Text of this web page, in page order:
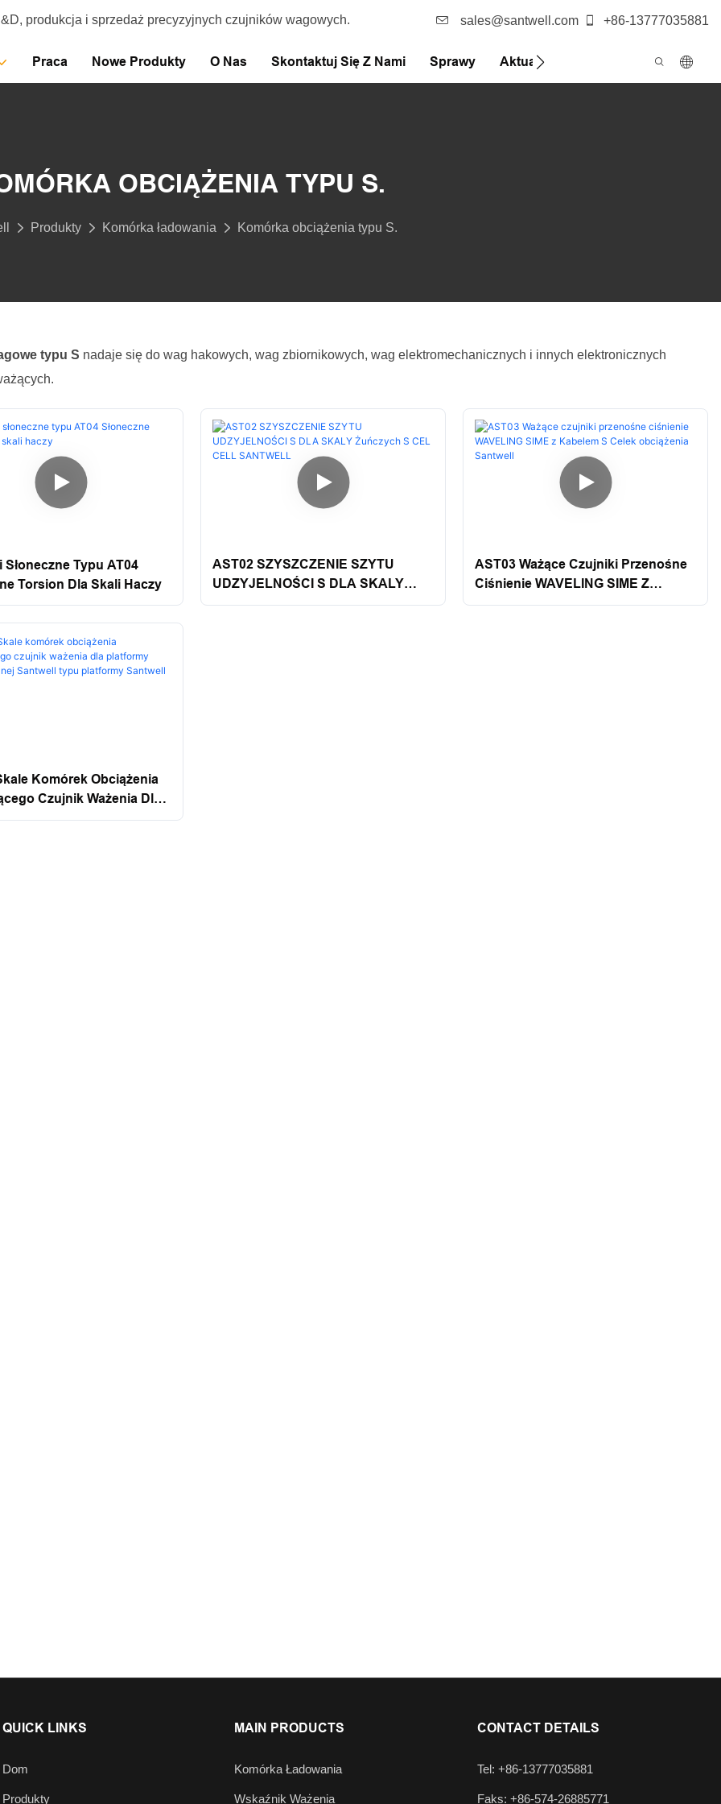
produkcja i sprzedaż precyzyjnych czujników wagowych. sales@santwell.com +86-13777035881
Praca Nowe Produkty O Nas Skontaktuj Się Z Nami Sprawy Aktualności
OBCIĄŻENIA TYPU S.
Produkty Komórka ładowania Komórka obciążenia typu S.
typu S nadaje się do wag hakowych, wag zbiornikowych, wag elektromechanicznych i innych elektronicznych
Słoneczne Typu AT04
Torsion Dla Skali Haczy
AST02 SZYSZCZENIE SZYTU
UDZYJELNOŚCI S DLA SKALY
Żuńczych S CEL CELL SANTWELL
AST03 Ważące Czujniki Przenośne
Ciśnienie WAVELING SIME Z
Kabelem S Celek Obciążenia
Komórek Obciążenia
Czujnik Ważenia Dla
Elektronicznej Santwell
QUICK LINKS
Dom
Produkty
MAIN PRODUCTS
Komórka Ładowania
Wskaźnik Ważenia
CONTACT DETAILS
Tel: +86-13777035881
Faks: +86-574-26885771